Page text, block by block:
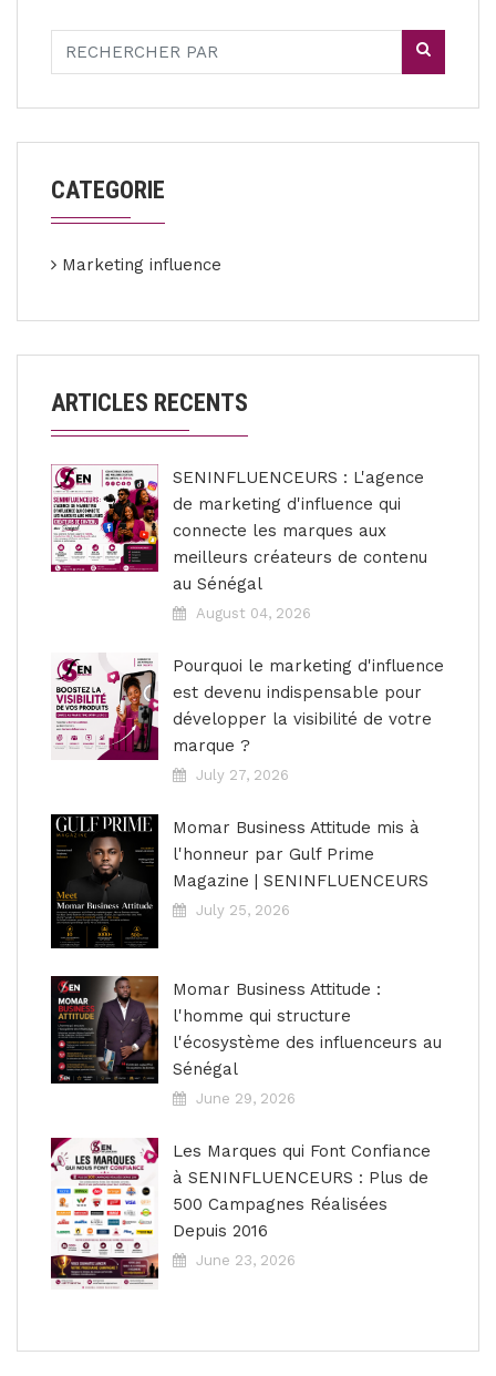
CATEGORIE
Marketing influence
ARTICLES RECENTS
SENINFLUENCEURS : L'agence
de marketing d'influence qui
connecte les marques aux
meilleurs créateurs de contenu
au Sénégal
August 04, 2026
Pourquoi le marketing d'influence
est devenu indispensable pour
développer la visibilité de votre
marque ?
July 27, 2026
Momar Business Attitude mis à
l'honneur par Gulf Prime
Magazine | SENINFLUENCEURS
July 25, 2026
Momar Business Attitude :
l'homme qui structure
l'écosystème des influenceurs au
Sénégal
June 29, 2026
Les Marques qui Font Confiance
à SENINFLUENCEURS : Plus de
500 Campagnes Réalisées
Depuis 2016
June 23, 2026